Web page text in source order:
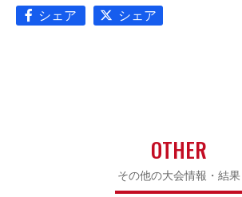
シェア シェア
OTHER
その他の大会情報・結果